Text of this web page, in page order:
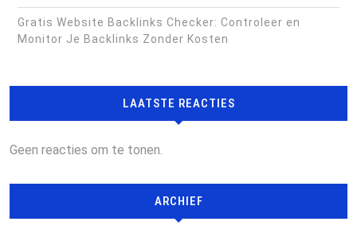
Gratis Website Backlinks Checker: Controleer en
Monitor Je Backlinks Zonder Kosten
LAATSTE REACTIES
Geen reacties om te tonen.
ARCHIEF